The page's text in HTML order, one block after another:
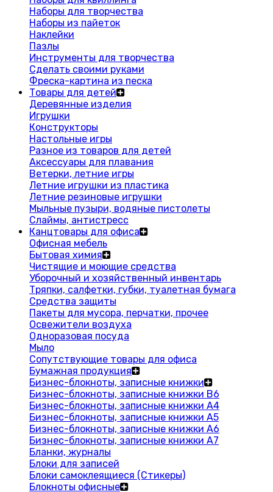
Наборы для творчества
Наборы из пайеток
Наклейки
Пазлы
Инструменты для творчества
Сделать своими руками
Фреска-картина из песка
Товары для детей
Деревянные изделия
Игрушки
Конструкторы
Настольные игры
Разное из товаров для детей
Аксессуары для плавания
Ветерки, летние игры
Летние игрушки из пластика
Летние резиновые игрушки
Мыльные пузыри, водяные пистолеты
Слаймы, антистресс
Канцтовары для офиса
Офисная мебель
Бытовая химия
Чистящие и моющие средства
Уборочный и хозяйственный инвентарь
Тряпки, салфетки, губки, туалетная бумага
Средства защиты
Пакеты для мусора, перчатки, прочее
Освежители воздуха
Одноразовая посуда
Мыло
Сопутствующие товары для офиса
Бумажная продукция
Бизнес-блокноты, записные книжки
Бизнес-блокноты, записные книжки В6
Бизнес-блокноты, записные книжки A4
Бизнес-блокноты, записные книжки А5
Бизнес-блокноты, записные книжки А6
Бизнес-блокноты, записные книжки А7
Бланки, журналы
Блоки для записей
Блоки самоклеящиеся (Стикеры)
Блокноты офисные